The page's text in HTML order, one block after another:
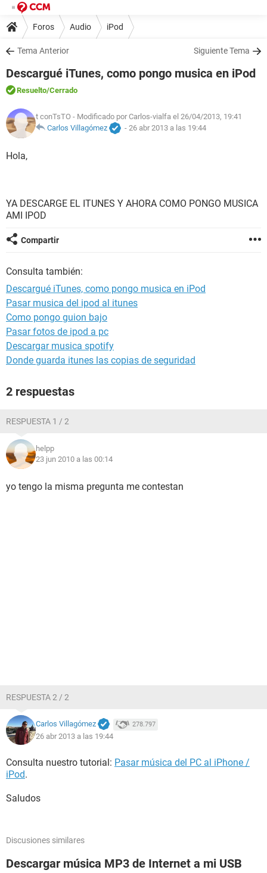
Foros Audio iPod
Tema Anterior Siguiente Tema
Descargué iTunes, como pongo musica en iPod
Resuelto/Cerrado
t conTsTO - Modificado por Carlos-vialfa el 26/04/2013, 19:41
Carlos Villagómez
- 26 abr 2013 a las 19:44
Hola,
YA DESCARGE EL ITUNES Y AHORA COMO PONGO MUSICA
AMI IPOD
Compartir
Consulta también:
Descargué iTunes, como pongo musica en iPod
Pasar musica del ipod al itunes
Como pongo guion bajo
Pasar fotos de ipod a pc
Descargar musica spotify
Donde guarda itunes las copias de seguridad
2 respuestas
RESPUESTA 1 / 2
helpp
23 jun 2010 a las 00:14
yo tengo la misma pregunta me contestan
RESPUESTA 2 / 2
Carlos Villagómez 278.797
26 abr 2013 a las 19:44
Consulta nuestro tutorial: Pasar música del PC al iPhone /
iPod.
Saludos
Discusiones similares
Descargar música MP3 de Internet a mi USB